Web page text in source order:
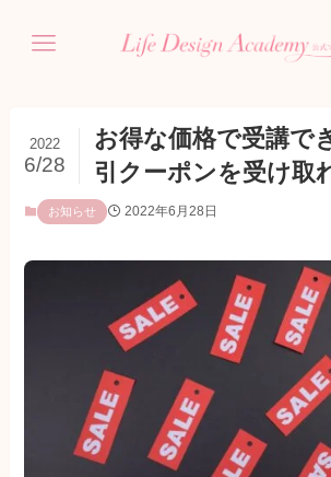
お得な価格で受講で
引クーポンを受け取
2022
6/28
お知らせ 2022年6月28日